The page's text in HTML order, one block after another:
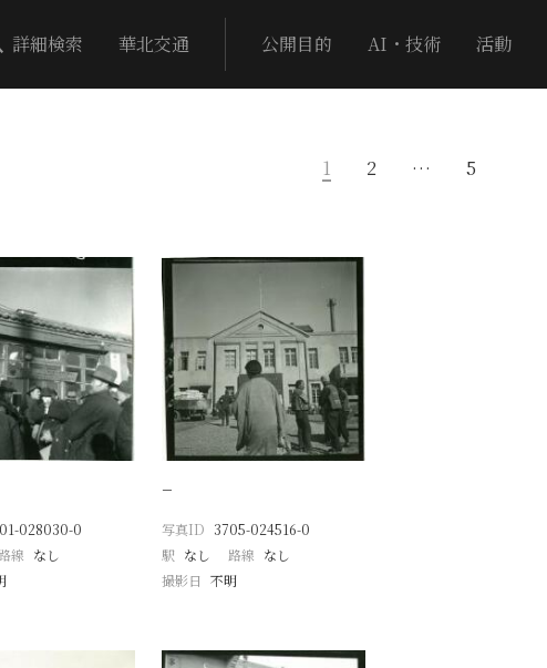
詳細検索 華北交通 公開目的 AI・技術 活動
1 2 … 5
028030-0
路線 なし
−
写真ID 3705-024516-0
駅 なし 路線 なし
撮影日 不明